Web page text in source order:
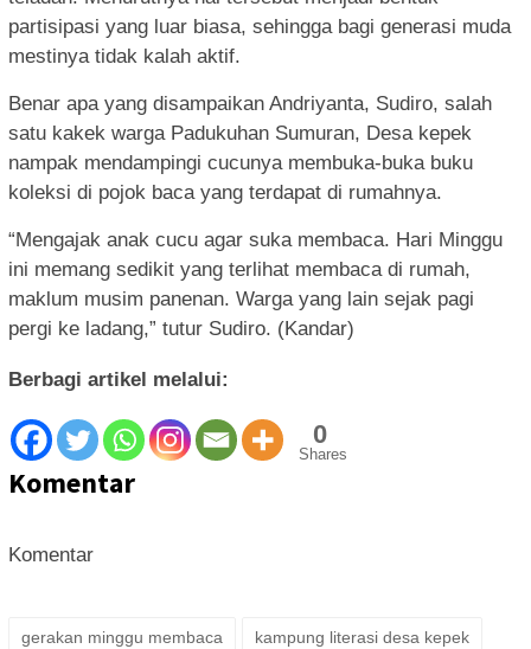
partisipasi yang luar biasa, sehingga bagi generasi muda
mestinya tidak kalah aktif.
Benar apa yang disampaikan Andriyanta, Sudiro, salah
satu kakek warga Padukuhan Sumuran, Desa kepek
nampak mendampingi cucunya membuka-buka buku
koleksi di pojok baca yang terdapat di rumahnya.
“Mengajak anak cucu agar suka membaca. Hari Minggu
ini memang sedikit yang terlihat membaca di rumah,
maklum musim panenan. Warga yang lain sejak pagi
pergi ke ladang,” tutur Sudiro. (Kandar)
Berbagi artikel melalui:
0
Shares
Komentar
Komentar
gerakan minggu membaca kampung literasi desa kepek